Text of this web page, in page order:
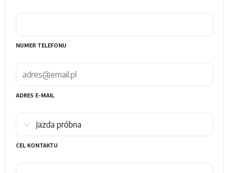
NUMER TELEFONU
ADRES E-MAIL
CEL KONTAKTU